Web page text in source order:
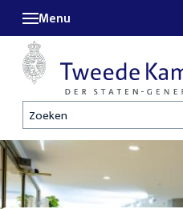
Zoeken
Menu